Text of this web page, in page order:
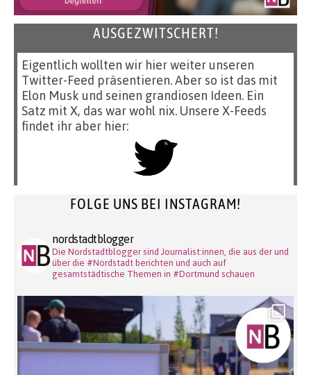
AUSGEZWITSCHERT!
Eigentlich wollten wir hier weiter unseren
Twitter-Feed präsentieren. Aber so ist das mit
Elon Musk und seinen grandiosen Ideen. Ein
Satz mit X, das war wohl nix. Unsere X-Feeds
findet ihr aber hier:
FOLGE UNS BEI INSTAGRAM!
nordstadtblogger
Die Nordstadtblogger sind Journalist:innen, die aus der und
über die #Nordstadt berichten und auch auf
gesamtstädtische Themen in #Dortmund schauen